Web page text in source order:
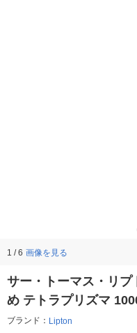
1 / 6 画像を見る
サー・トーマス・リプ
め テトラプリズマ
ブランド： Lipton